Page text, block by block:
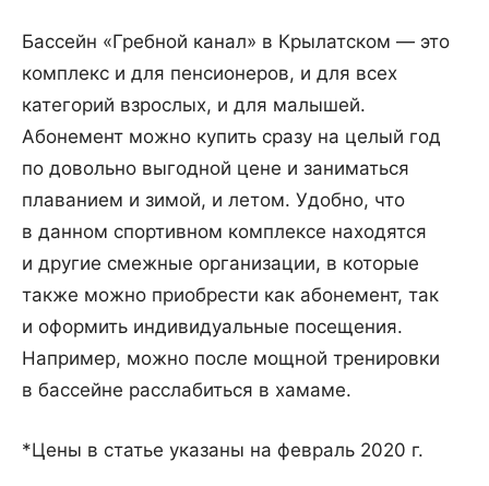
Бассейн «Гребной канал» в Крылатском — это
комплекс и для пенсионеров, и для всех
категорий взрослых, и для малышей.
Абонемент можно купить сразу на целый год
по довольно выгодной цене и заниматься
плаванием и зимой, и летом. Удобно, что
в данном спортивном комплексе находятся
и другие смежные организации, в которые
также можно приобрести как абонемент, так
и оформить индивидуальные посещения.
Например, можно после мощной тренировки
в бассейне расслабиться в хамаме.
*Цены в статье указаны на февраль 2020 г.